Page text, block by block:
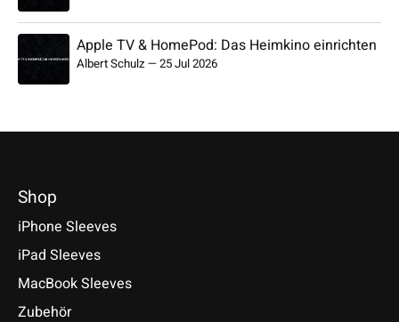
Apple TV & HomePod: Das Heimkino einrichten
Albert Schulz—25 Jul 2026
Shop
iPhone Sleeves
iPad Sleeves
MacBook Sleeves
Zubehör